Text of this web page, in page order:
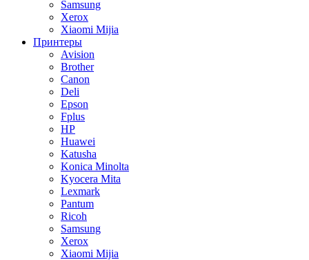
Samsung
Xerox
Xiaomi Mijia
Принтеры
Avision
Brother
Canon
Deli
Epson
Fplus
HP
Huawei
Katusha
Konica Minolta
Kyocera Mita
Lexmark
Pantum
Ricoh
Samsung
Xerox
Xiaomi Mijia